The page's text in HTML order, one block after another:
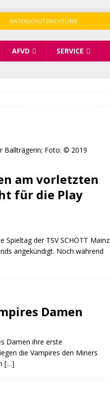
DATENSCHUTZRICHTLINIE
AFVD SERVICE
am vorletzten
für die Play
der TSV SCHOTT Mainz
angekündigt. Noch während
Damen
Damen ihre erste
die Vampires den Miners
[…]